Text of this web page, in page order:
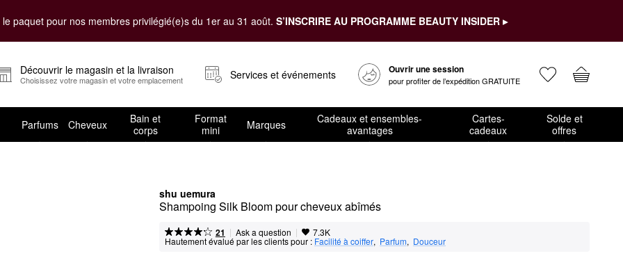
paquet pour nos membres privilégié(e)s du 1er au 31 août. S’INSCRIRE AU PROGRAMME BEAUTY INSIDER ▸
Découvrir le magasin et la livraison
Choisissez votre magasin et votre emplacement Services et événements Ouvrir une session
pour profiter de l’expédition GRATUITE
Parfums Cheveux
Bain et
corps
Format
mini
Marques
Cadeaux et ensembles-
avantages
Cartes-
cadeaux
Solde et
offres
shu uemura
Shampoing Silk Bloom pour cheveux abîmés
21 | Ask a question | 7.3K
Hautement évalué par les clients pour : Facilité à coiffer, Parfum, Douceur